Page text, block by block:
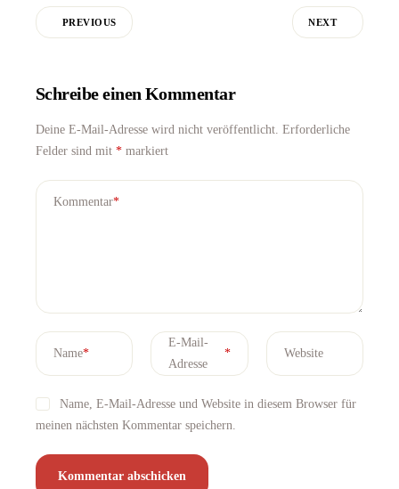
PREVIOUS NEXT
Schreibe einen Kommentar
Deine E-Mail-Adresse wird nicht veröffentlicht. Erforderliche
Felder sind mit * markiert
Kommentar*
Name*
E-Mail-
Adresse
* Website
Name, E-Mail-Adresse und Website in diesem Browser für
meinen nächsten Kommentar speichern.